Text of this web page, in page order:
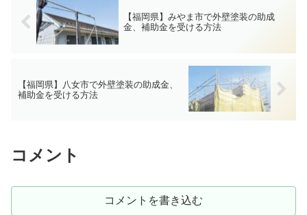
【福岡県】みやま市で外壁塗装の助成
金、補助金を受ける方法
【福岡県】八女市で外壁塗装の助成金、
補助金を受ける方法
コメント
コメントを書き込む